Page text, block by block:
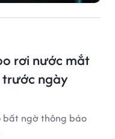
rơi nước mắt
trước ngày
bất ngờ thông báo